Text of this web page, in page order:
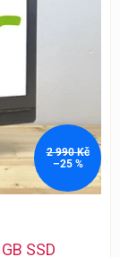
2 990 Kč
–25 %
SSD